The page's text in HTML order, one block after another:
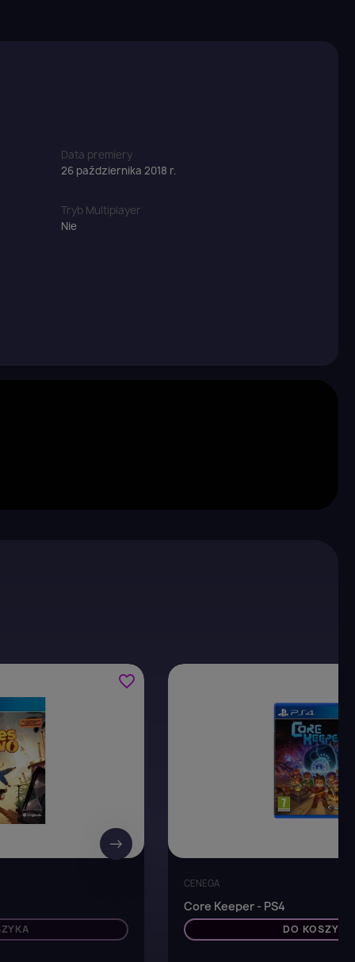
Data premiery
26 października 2018 r.
Tryb Multiplayer
Nie
favorite_border
CENEGA
Core Keeper - PS4
DO KOSZYKA
→